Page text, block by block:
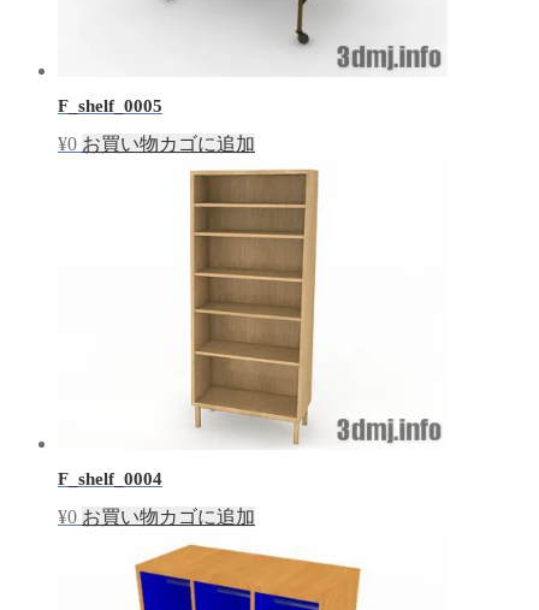
F_shelf_0005
¥0 お買い物カゴに追加
F_shelf_0004
¥0 お買い物カゴに追加